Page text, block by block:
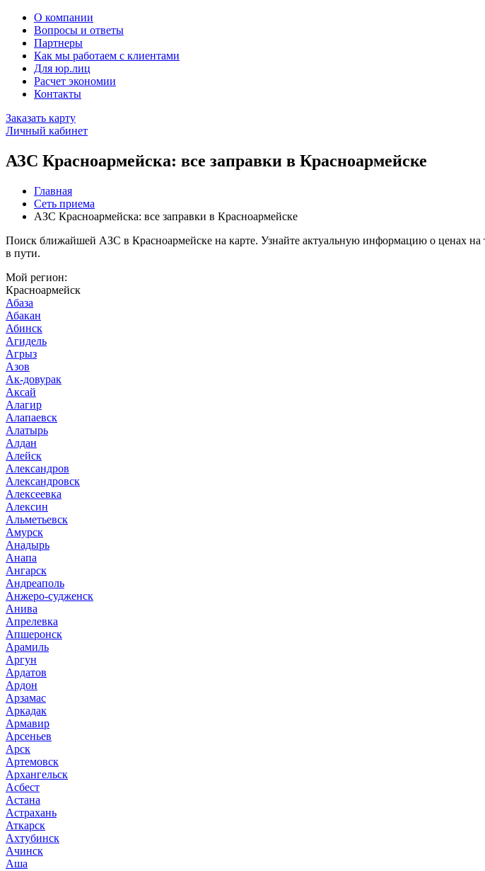
О компании
Вопросы и ответы
Партнеры
Как мы работаем с клиентами
Для юр.лиц
Расчет экономии
Контакты
Заказать карту
Личный кабинет
АЗС Красноармейска: все заправки в Красноармейске
Главная
Сеть приема
АЗС Красноармейска: все заправки в Красноармейске
Поиск ближайшей АЗС в Красноармейске на карте. Узнайте актуальную информацию о ценах
в пути.
Мой регион:
Красноармейск
Абаза
Абакан
Абинск
Агидель
Агрыз
Азов
Ак-довурак
Аксай
Алагир
Алапаевск
Алатырь
Алдан
Алейск
Александров
Александровск
Алексеевка
Алексин
Альметьевск
Амурск
Анадырь
Анапа
Ангарск
Андреаполь
Анжеро-судженск
Анива
Апрелевка
Апшеронск
Арамиль
Аргун
Ардатов
Ардон
Арзамас
Аркадак
Армавир
Арсеньев
Арск
Артемовск
Архангельск
Асбест
Астана
Астрахань
Аткарск
Ахтубинск
Ачинск
Аша